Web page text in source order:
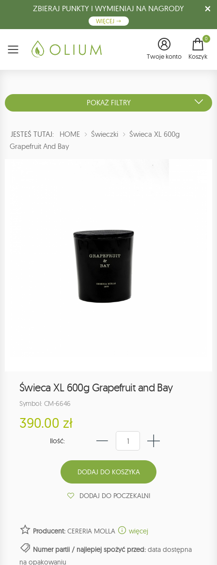
ZBIERAJ PUNKTY I WYMIENIAJ NA NAGRODY
WIĘCEJ
Menu Twoje konto
0
Koszyk
POKAŻ FILTRY
JESTEŚ TUTAJ: HOME Świeczki
Świeca XL 600g
Grapefruit And Bay
Świeca XL 600g Grapefruit and Bay
Symbol: CM-6646
390.00 zł
Ilość:
DODAJ DO POCZEKALNI
Producent: CERERIA MOLLA więcej
Numer partii / najlepiej spożyć przed: data dostępna
na opakowaniu